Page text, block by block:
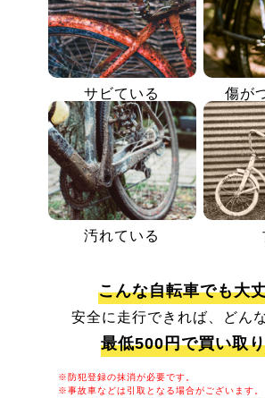
サビている 傷が
汚れている
こんな自転車でも大
安全に走行できれば、どん
最低500円で買い取
※防犯登録の抹消が必要です。
※事故車などは引取となる場合がございます。